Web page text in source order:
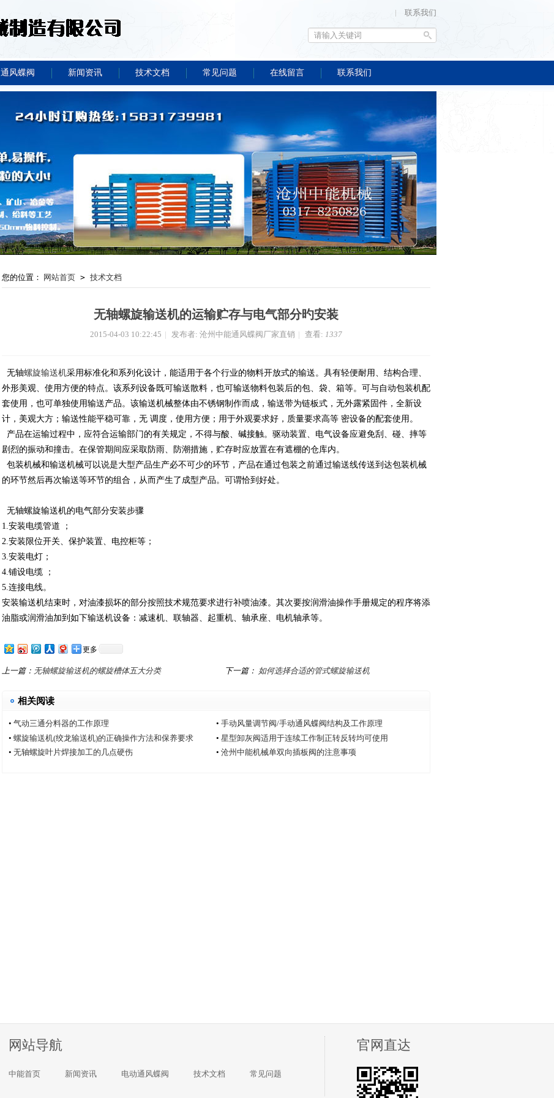
联系我们
通风蝶阀 新闻资讯 技术文档 常见问题 在线留言 联系我们
您的位置： 网站首页 > 技术文档
无轴螺旋输送机的运输贮存与电气部分旳安装
2015-04-03 10:22:45 | 发布者: 沧州中能通风蝶阀厂家直销 | 查看: 1337
无轴螺旋输送机采用标准化和系列化设计，能适用于各个行业的物料开放式的输送。具有轻便耐用、结构合理、
外形美观、使用方便的特点。该系列设备既可输送散料，也可输送物料包装后的包、袋、箱等。可与自动包装机配
套使用，也可单独使用输送产品。该输送机械整体由不锈钢制作而成，输送带为链板式，无外露紧固件，全新设
计，美观大方；输送性能平稳可靠，无 调度，使用方便；用于外观要求好，质量要求高等 密设备的配套使用。
产品在运输过程中，应符合运输部门的有关规定，不得与酸、碱接触。驱动装置、电气设备应避免刮、碰、摔等
剧烈的振动和撞击。在保管期间应采取防雨、防潮措施，贮存时应放置在有遮棚的仓库内。
包装机械和输送机械可以说是大型产品生产必不可少的环节，产品在通过包装之前通过输送线传送到达包装机械
的环节然后再次输送等环节的组合，从而产生了成型产品。可谓恰到好处。
无轴螺旋输送机的电气部分安装步骤
1.安装电缆管道 ；
2.安装限位开关、保护装置、电控柜等；
3.安装电灯；
4.铺设电缆 ；
5.连接电线。
安装输送机结束时，对油漆损坏的部分按照技术规范要求进行补喷油漆。其次要按润滑油操作手册规定的程序将添
油脂或润滑油加到如下输送机设备：减速机、联轴器、起重机、轴承座、电机轴承等。
更多
上一篇： 无轴螺旋输送机的螺旋槽体五大分类 下一篇： 如何选择合适的管式螺旋输送机
相关阅读
• 气动三通分料器的工作原理 • 手动风量调节阀/手动通风蝶阀结构及工作原理
• 螺旋输送机(绞龙输送机)的正确操作方法和保养要求 • 星型卸灰阀适用于连续工作制正转反转均可使用
• 无轴螺旋叶片焊接加工的几点硬伤 • 沧州中能机械单双向插板阀的注意事项
网站导航
中能首页 新闻资讯 电动通风蝶阀 技术文档 常见问题
官网直达